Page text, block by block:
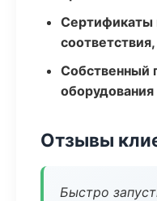
Сертификаты
Собственный
Отзывы
Быстро